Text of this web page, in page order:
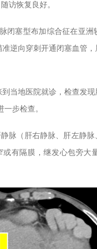
访恢复良好。
塞型布加综合征在亚洲
逆向穿刺开通闭塞血管
当地医院就诊，检查发
步检查。
脉（肝右静脉、肝左静
有隔膜，继发心包旁大